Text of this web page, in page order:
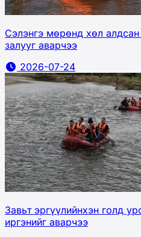
Сэлэнгэ мөрөнд хөл
залууг аварчээ
2026-07-24
Завьт эргүүлийнхэн голд
иргэнийг аварчээ